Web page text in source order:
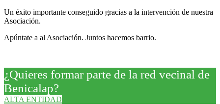
Un éxito importante conseguido gracias a la intervención de nuestra
Asociación.
Apúntate a al Asociación. Juntos hacemos barrio.
¿Quieres formar parte de la red vecinal de
Benicalap?
ALTA ENTIDAD